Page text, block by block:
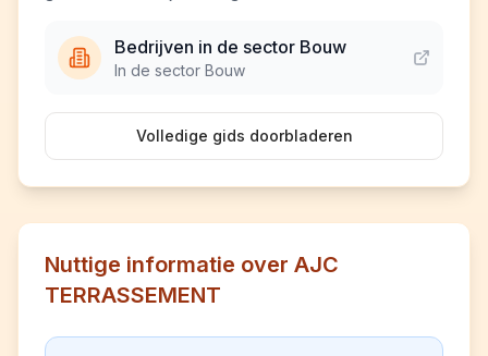
Bedrijven in de sector Bouw
In de sector Bouw
Volledige gids doorbladeren
Nuttige informatie over AJC
TERRASSEMENT